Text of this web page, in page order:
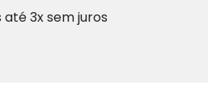
até 3x sem juros